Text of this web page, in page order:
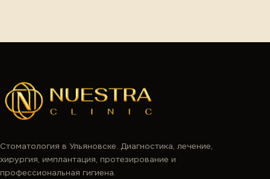
Стоматология в Ульяновске. Диагностика, лечение,
хирургия, имплантация, протезирование и
профессиональная гигиена.